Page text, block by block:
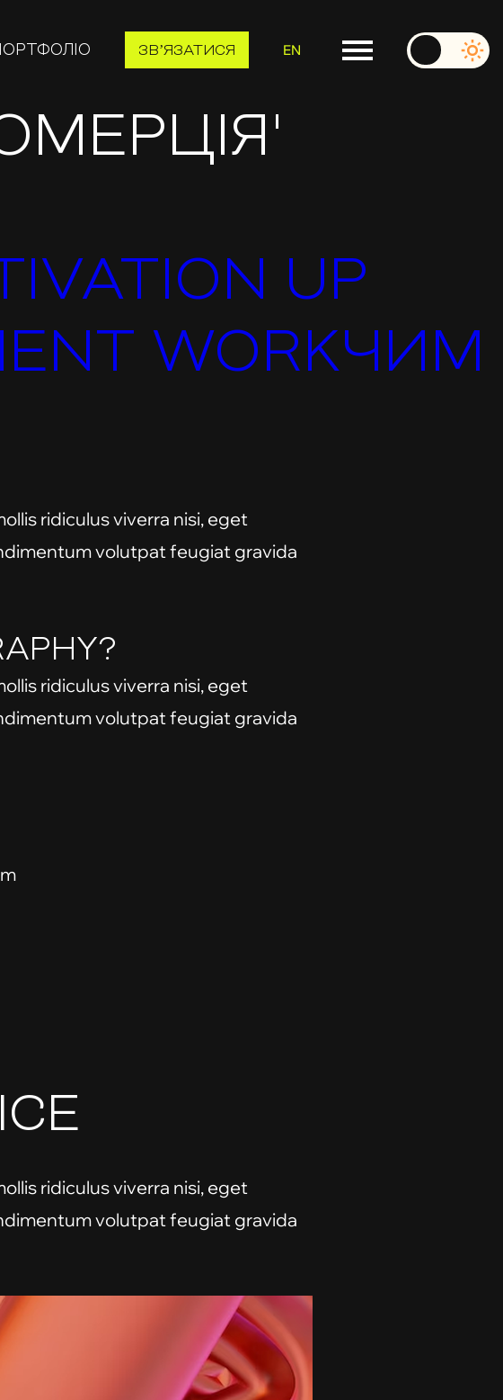
ЗВʼЯЗАТИСЯ EN
UP
WORKЧИМ
ridiculus viverra nisi, eget
volutpat feugiat gravida
ridiculus viverra nisi, eget
volutpat feugiat gravida
ridiculus viverra nisi, eget
volutpat feugiat gravida